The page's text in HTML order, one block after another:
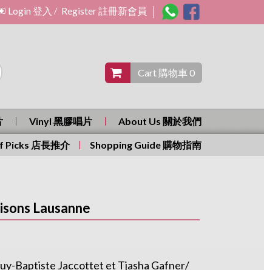
Login 登入 / Register 註冊新會員
Cart 購物車 0
Vinyl 黑膠唱片 About Us 關於我們
Picks 店長推介 Shopping Guide 購物指南
Lausanne
Baptiste Jaccottet et Tjasha Gafner/